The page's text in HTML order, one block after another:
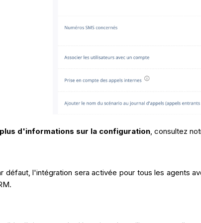
plus d'informations sur la configuration , consultez
défaut, l'intégration sera activée pour tous les agents